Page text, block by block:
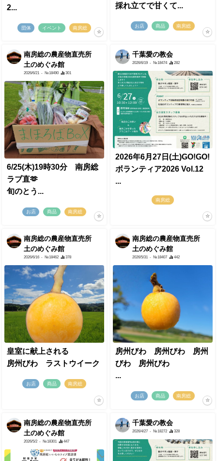
2...
団体 イベント 南房総
採れ立てで甘くて...
お店 商品 南房総
南房総の農産物直売所
土のめぐみ館
2026/6/21 - №18490 301
6/25(木)19時30分 南房総
ラブ直🫶
旬のとう...
お店 商品 南房総
千葉愛の教会
2026/6/19 - №18474 282
2026年6月27日(土)GO!GO!
ボランティア2026 Vol.12
...
南房総
南房総の農産物直売所
土のめぐみ館
2026/6/16 - №18462 378
皇室に献上される
房州びわ ラストウイーク
お店 商品 南房総
南房総の農産物直売所
土のめぐみ館
2026/5/31 - №18407 442
房州びわ 房州びわ 房州
びわ 房州びわ
...
お店 商品 南房総
南房総の農産物直売所
土のめぐみ館
2026/5/2 - №18301 447
千葉愛の教会
2026/4/27 - №18272 328